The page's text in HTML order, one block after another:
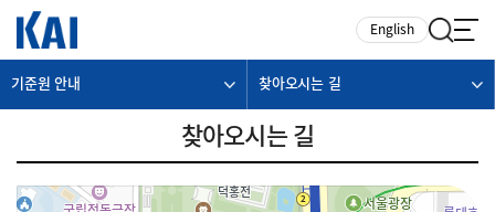
English
기준원 안내 찾아오시는 길
찾아오시는 길